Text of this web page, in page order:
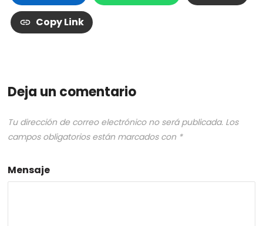
Copy Link
Deja un comentario
Tu dirección de correo electrónico no será publicada. Los
campos obligatorios están marcados con *
Mensaje